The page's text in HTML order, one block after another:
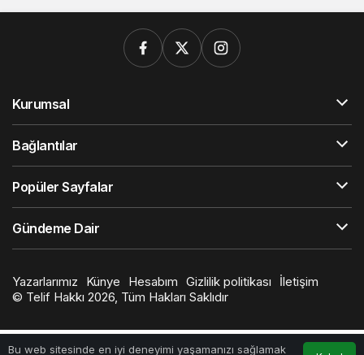
Bu web sitesinde en iyi deneyimi yaşamanızı sağlamak
Kurumsal
Bağlantılar
Popüler Sayfalar
Gündeme Dair
Yazarlarımız Künye Hesabım Gizlilik politikası
İletişim
© Telif Hakkı 2026, Tüm Hakları Saklıdır